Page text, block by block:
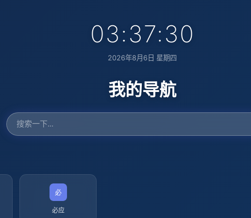
03:37:31
2026年8月6日 星期四
我的导航
必应